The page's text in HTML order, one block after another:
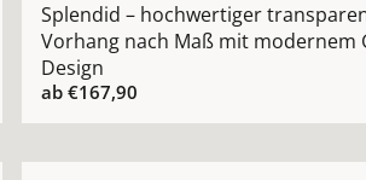
Splendid – hochwertiger
Vorhang nach Maß mit modernem
Design
ab€167,90